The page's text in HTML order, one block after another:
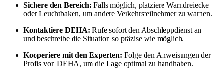
Sichere den Bereich: Falls möglich, platziere Warndreiecke
oder Leuchtbaken, um andere Verkehrsteilnehmer zu warnen.
Kontaktiere DEHA: Rufe sofort den Abschleppdienst an
und beschreibe die Situation so präzise wie möglich.
Kooperiere mit den Experten: Folge den Anweisungen der
Profis von DEHA, um die Lage optimal zu handhaben.